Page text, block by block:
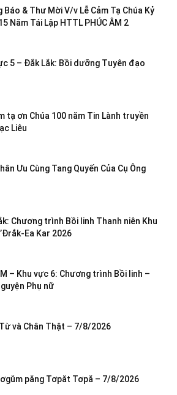
Báo & Thư Mời V/v Lễ Cảm Tạ Chúa Kỷ
Năm Tái Lập HTTL PHÚC ÂM 2
5 – Đắk Lắk: Bồi dưỡng Tuyên đạo
tạ ơn Chúa 100 năm Tin Lành truyền
Liêu
Ưu Cùng Tang Quyến Của Cụ Ông
Chương trình Bồi linh Thanh niên Khu
Ea Kar 2026
– Khu vực 6: Chương trình Bồi linh –
Phụ nữ
và Chân Thật – 7/8/2026
păng Tơpăt Tơpă – 7/8/2026